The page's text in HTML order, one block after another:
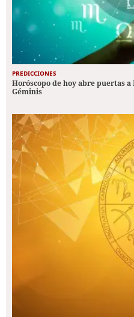
PREDICCIONES
Horóscopo de hoy abre puertas
Géminis